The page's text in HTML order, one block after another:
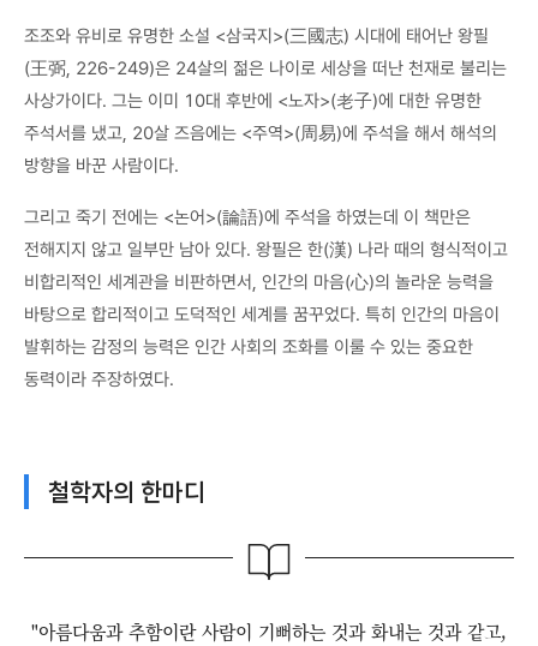
조조와 유비로 유명한 소설 <삼국지>(三國志) 시대에 태어난 왕필
(王弼, 226-249)은 24살의 젊은 나이로 세상을 떠난 천재로 불리는
사상가이다. 그는 이미 10대 후반에 <노자>(老子)에 대한 유명한
주석서를 냈고, 20살 즈음에는 <주역>(周易)에 주석을 해서 해석의
방향을 바꾼 사람이다.
그리고 죽기 전에는 <논어>(論語)에 주석을 하였는데 이 책만은
전해지지 않고 일부만 남아 있다. 왕필은 한(漢) 나라 때의 형식적이고
비합리적인 세계관을 비판하면서, 인간의 마음(心)의 놀라운 능력을
바탕으로 합리적이고 도덕적인 세계를 꿈꾸었다. 특히 인간의 마음이
발휘하는 감정의 능력은 인간 사회의 조화를 이룰 수 있는 중요한
동력이라 주장하였다.
철학자의 한마디
"아름다움과 추함이란 사람이 기뻐하는 것과 화내는 것과 같고,